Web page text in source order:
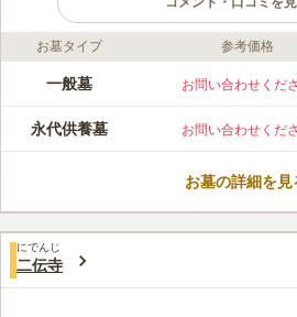
ライフドット編集部のコメント
神奈川県唯一の純木造の五重塔が
参りだけでなく、景色を楽しむこ
と便利な場所にあるので、車がな
す。 気持ちのよいお参りができます
この霊園はまだ誰からも評価されていません
お墓タイプ 参考価格
一般墓 お問い合わせくだ
永代供養墓 お問い合わせくだ
お墓の詳細を見
にでんじ
二伝寺